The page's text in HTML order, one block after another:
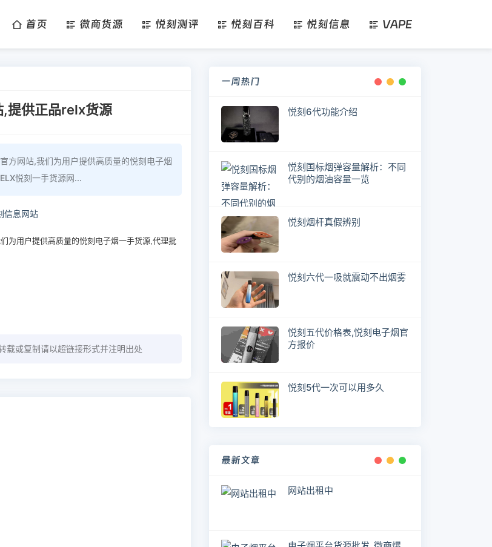
首页 微商货源 悦刻测评 悦刻百科 悦刻信息 VAPE
,提供正品relx货源
方网站,我们为用户提供高质量的悦刻电子烟
悦刻一手货源网...
为用户提供高质量的悦刻电子烟一手货源,代理批
载或复制请以超链接形式并注明出处
一周热门
悦刻6代功能介绍
悦刻国标烟弹容量解析：不同
代别的烟油容量一览
悦刻烟杆真假辨别
悦刻六代一吸就震动不出烟雾
悦刻五代价格表,悦刻电子烟官
方报价
悦刻5代一次可以用多久
最新文章
网站出租中